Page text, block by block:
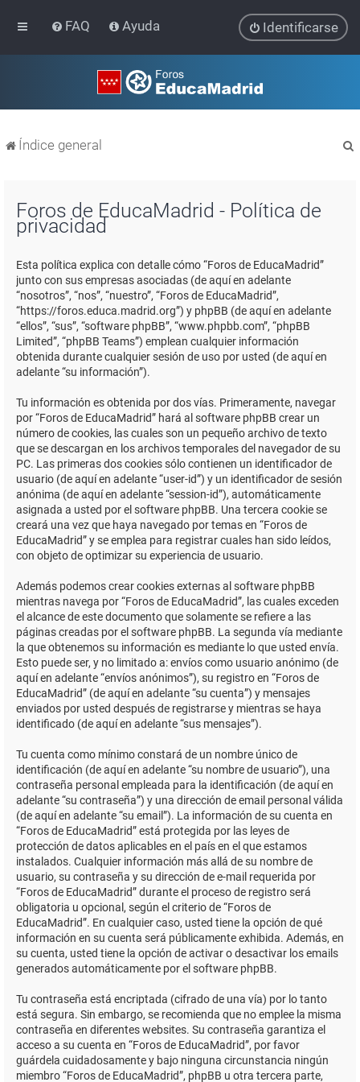
FAQ Ayuda Identificarse
Índice general
Foros de EducaMadrid - Política de
privacidad
Esta política explica con detalle cómo “Foros de EducaMadrid”
junto con sus empresas asociadas (de aquí en adelante
“nosotros”, “nos”, “nuestro”, “Foros de EducaMadrid”,
“https://foros.educa.madrid.org”) y phpBB (de aquí en adelante
“ellos”, “sus”, “software phpBB”, “www.phpbb.com”, “phpBB
Limited”, “phpBB Teams”) emplean cualquier información
obtenida durante cualquier sesión de uso por usted (de aquí en
adelante “su información”).
Tu información es obtenida por dos vías. Primeramente, navegar
por “Foros de EducaMadrid” hará al software phpBB crear un
número de cookies, las cuales son un pequeño archivo de texto
que se descargan en los archivos temporales del navegador de su
PC. Las primeras dos cookies sólo contienen un identificador de
usuario (de aquí en adelante “user-id”) y un identificador de sesión
anónima (de aquí en adelante “session-id”), automáticamente
asignada a usted por el software phpBB. Una tercera cookie se
creará una vez que haya navegado por temas en “Foros de
EducaMadrid” y se emplea para registrar cuales han sido leídos,
con objeto de optimizar su experiencia de usuario.
Además podemos crear cookies externas al software phpBB
mientras navega por “Foros de EducaMadrid”, las cuales exceden
el alcance de este documento que solamente se refiere a las
páginas creadas por el software phpBB. La segunda vía mediante
la que obtenemos su información es mediante lo que usted envía.
Esto puede ser, y no limitado a: envíos como usuario anónimo (de
aquí en adelante “envíos anónimos”), su registro en “Foros de
EducaMadrid” (de aquí en adelante “su cuenta”) y mensajes
enviados por usted después de registrarse y mientras se haya
identificado (de aquí en adelante “sus mensajes”).
Tu cuenta como mínimo constará de un nombre único de
identificación (de aquí en adelante “su nombre de usuario”), una
contraseña personal empleada para la identificación (de aquí en
adelante “su contraseña”) y una dirección de email personal válida
(de aquí en adelante “su email”). La información de su cuenta en
“Foros de EducaMadrid” está protegida por las leyes de
protección de datos aplicables en el país en el que estamos
instalados. Cualquier información más allá de su nombre de
usuario, su contraseña y su dirección de e-mail requerida por
“Foros de EducaMadrid” durante el proceso de registro será
obligatoria u opcional, según el criterio de “Foros de
EducaMadrid”. En cualquier caso, usted tiene la opción de qué
información en su cuenta será públicamente exhibida. Además, en
su cuenta, usted tiene la opción de activar o desactivar los emails
generados automáticamente por el software phpBB.
Tu contraseña está encriptada (cifrado de una vía) por lo tanto
está segura. Sin embargo, se recomienda que no emplee la misma
contraseña en diferentes websites. Su contraseña garantiza el
acceso a su cuenta en “Foros de EducaMadrid”, por favor
guárdela cuidadosamente y bajo ninguna circunstancia ningún
miembro “Foros de EducaMadrid”, phpBB u otra tercera parte,